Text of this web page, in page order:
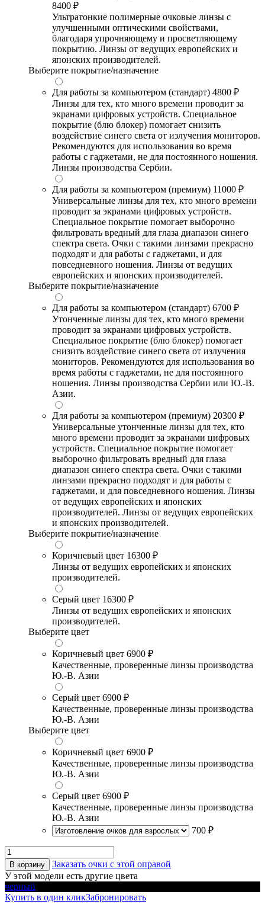
8400 ₽
Ультратонкие полимерные очковые линзы с
улучшенными оптическими свойствами,
благодаря упрочняющему и просветляющему
покрытию. Линзы от ведущих европейских и
японских производителей.
Выберите покрытие/назначение
Для работы за компьютером (стандарт) 4800 ₽
Линзы для тех, кто много времени проводит за
экранами цифровых устройств. Специальное
покрытие (блю блокер) помогает снизить
воздействие синего света от излучения мониторов.
Рекомендуются для использования во время
работы с гаджетами, не для постоянного ношения.
Линзы производства Сербии.
Для работы за компьютером (премиум) 11000 ₽
Универсальные линзы для тех, кто много времени
проводит за экранами цифровых устройств.
Специальное покрытие помогает выборочно
фильтровать вредный для глаза диапазон синего
спектра света. Очки с такими линзами прекрасно
подходят и для работы с гаджетами, и для
повседневного ношения. Линзы от ведущих
европейских и японских производителей.
Выберите покрытие/назначение
Для работы за компьютером (стандарт) 6700 ₽
Утонченные линзы для тех, кто много времени
проводит за экранами цифровых устройств.
Специальное покрытие (блю блокер) помогает
снизить воздействие синего света от излучения
мониторов. Рекомендуются для использования во
время работы с гаджетами, не для постоянного
ношения. Линзы производства Сербии или Ю.-В.
Азии.
Для работы за компьютером (премиум) 20300 ₽
Универсальные утонченные линзы для тех, кто
много времени проводит за экранами цифровых
устройств. Специальное покрытие помогает
выборочно фильтровать вредный для глаза
диапазон синего спектра света. Очки с такими
линзами прекрасно подходят и для работы с
гаджетами, и для повседневного ношения. Линзы
от ведущих европейских и японских
производителей. Линзы от ведущих европейских
и японских производителей.
Выберите покрытие/назначение
Коричневый цвет 16300 ₽
Линзы от ведущих европейских и японских
производителей.
Серый цвет 16300 ₽
Линзы от ведущих европейских и японских
производителей.
Выберите цвет
Коричневый цвет 6900 ₽
Качественные, проверенные линзы производства
Ю.-В. Азии
Серый цвет 6900 ₽
Качественные, проверенные линзы производства
Ю.-В. Азии
Выберите цвет
Коричневый цвет 6900 ₽
Качественные, проверенные линзы производства
Ю.-В. Азии
Серый цвет 6900 ₽
Качественные, проверенные линзы производства
Ю.-В. Азии
700 ₽
В корзину
Заказать очки с этой оправой
У этой модели есть другие цвета
черный
Купить в один кликЗабронировать